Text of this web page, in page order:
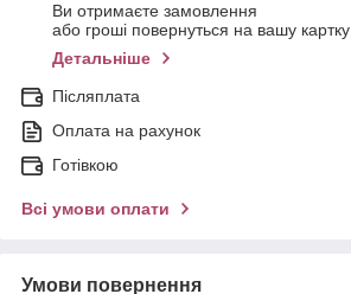
Ви отримаєте замовлення
або гроші повернуться на вашу картку
Детальніше
Післяплата
Оплата на рахунок
Готівкою
Всі умови оплати
Умови повернення